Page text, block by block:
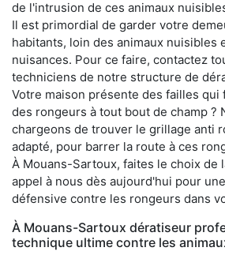
de l'intrusion de ces animaux
Il est primordial de garder votre
habitants, loin des animaux nuisibles
nuisances. Pour ce faire, contactez
techniciens de notre structure de
Votre maison présente des failles
des rongeurs à tout bout de champ ?
chargeons de trouver le grillage anti
adapté, pour barrer la route à ces
À Mouans-Sartoux, faites le choix de
appel à nous dès aujourd'hui pour
défensive contre les rongeurs dans
À Mouans-Sartoux dératiseur
technique ultime contre les